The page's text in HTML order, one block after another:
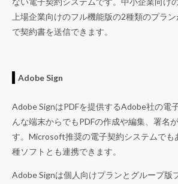
上場企業向けのフル機能版の2種類のプラ
で契約書を送信できます。
Adobe Sign
Adobe SignはPDFを提供するAdobe社の電
んな端末からでもPDFの作成や編集、署名
す。Microsoft推奨の電子契約システムで
種ソフトとも連携できます。
Adobe Signは個人向けプランとグループ版